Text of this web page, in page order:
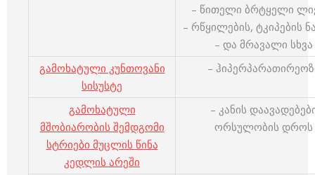
– წითელი ბრტყელი
– რწყილების, ტკიპების
– და მრავალი სხვა
გამოხატული კუნთოვანი
სისუსტე
–
გამოხატული
მშობიარობის შემდგომი
სტრიები მუცლის წინა
კედლის არეში
– კანის
ორსულობის დროს